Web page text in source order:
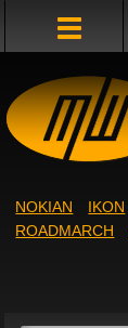
NOKIAN IKON
ROADMARCH